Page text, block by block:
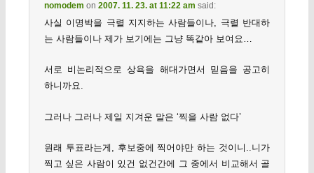
nomodem on 2007. 11. 23. at 11:22 am said:
사실 이명박을 극렬 지지하는 사람들이나, 극렬 반대하
는 사람들이나 제가 보기에는 그냥 똑같아 보여요…
서로 비논리적으로 상욕을 해대가면서 믿음을 공고히
하니까요.
그러나 그러나 제일 지겨운 말은 ‘찍을 사람 없다’
원래 투표라는게, 후보중에 찍어야만 하는 것이니..니가
찍고 싶은 사람이 있건 없건간에 그 중에서 비교해서 골